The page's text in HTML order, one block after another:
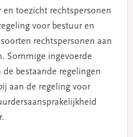
toezicht rechtspersonen
voor bestuur en
rechtspersonen aan
Sommige ingevoerde
bestaande regelingen
aan de regeling voor